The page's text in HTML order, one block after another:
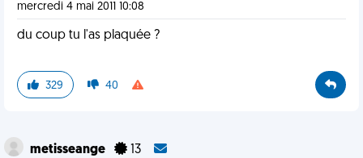
mercredi 4 mai 2011 10:08
du coup tu l'as plaquée ?
329 40
metisseange 13